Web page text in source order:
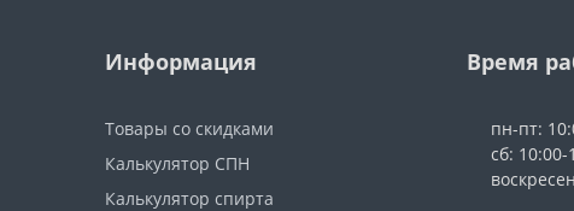
Информация
Товары со скидками
Калькулятор СПН
Калькулятор спирта
Время
пн-пт:
сб: 10:00-